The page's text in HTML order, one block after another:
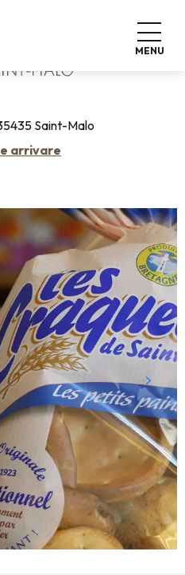
MENU
Malo
MALO
Saint-Malo
arrivare